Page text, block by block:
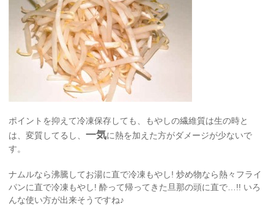
ポイントを抑えて冷凍保存しても、もやしの繊維質は生の時と
は、変質してるし、一気に熱を加えた方がダメージが少ないで
す。
ナムルなら沸騰してお湯に直で冷凍もやし! 炒め物なら熱々フライ
パンに直で冷凍もやし! 酔って帰ってきた旦那の頭に直で…!! いろ
んな使い方が出来そうですね♪